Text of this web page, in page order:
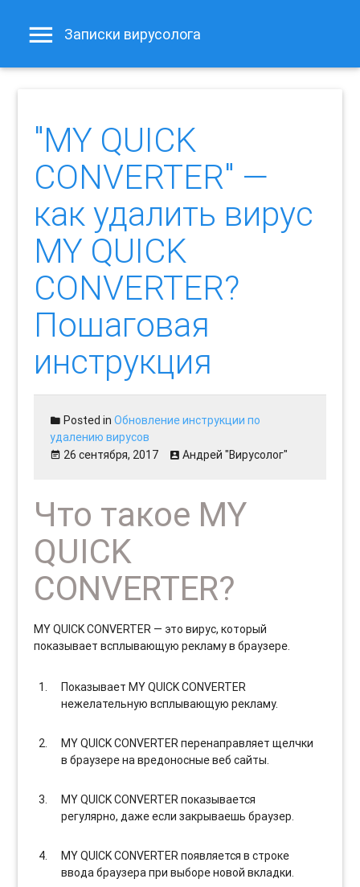
Записки вирусолога
"MY QUICK
CONVERTER" —
как удалить вирус
MY QUICK
CONVERTER?
Пошаговая
инструкция
Posted inОбновление инструкции по
удалению вирусов
26 сентября, 2017
Андрей "Вирусолог"
Что такое MY
QUICK
CONVERTER?
MY QUICK CONVERTER — это вирус, который
показывает всплывающую рекламу в браузере.
Показывает MY QUICK CONVERTER
нежелательную всплывающую рекламу.
MY QUICK CONVERTER перенаправляет щелчки
в браузере на вредоносные веб сайты.
MY QUICK CONVERTER показывается
регулярно, даже если закрываешь браузер.
MY QUICK CONVERTER появляется в строке
ввода браузера при выборе новой вкладки.